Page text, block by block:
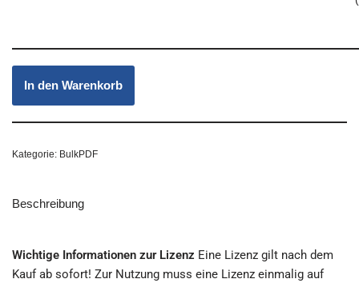
In den Warenkorb
Kategorie: BulkPDF
Beschreibung
Wichtige Informationen zur Lizenz Eine Lizenz gilt nach dem
Kauf ab sofort! Zur Nutzung muss eine Lizenz einmalig auf